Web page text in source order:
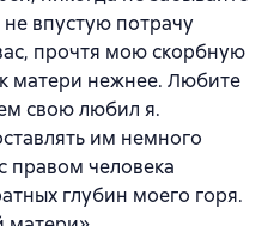
впустую потрачу
прочтя мою скорбную
к матери нежнее. Любите
свою любил я.
им немного
правом человека
глубин моего горя.